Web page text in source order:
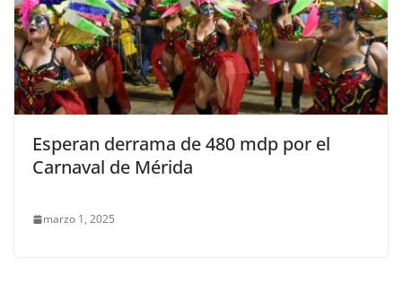
Esperan derrama de 480 mdp por el
Carnaval de Mérida
marzo 1, 2025